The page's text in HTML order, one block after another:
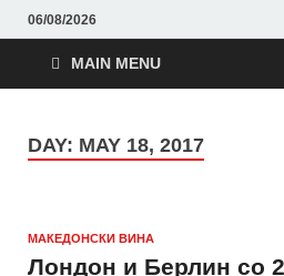
06/08/2026
Во служба на
MAIN MENU
DAY: MAY 18, 2017
МАКЕДОНСКИ ВИНА
Лондон и Берлин со